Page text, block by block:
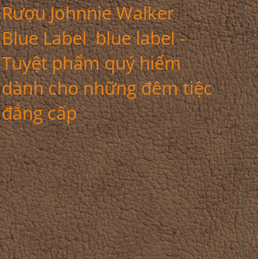
Rượu Johnnie Walker
Blue Label blue label -
Tuyệt phẩm quý hiểm
dành cho những đêm tiệc
đẳng cấp